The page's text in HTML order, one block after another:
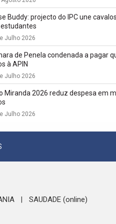
Buddy: projecto do IPC une
Julho 2026
de Penela condenada a pagar
à APIN
Julho 2026
Miranda 2026 reduz despesa em
Julho 2026
SAUDADE (online)